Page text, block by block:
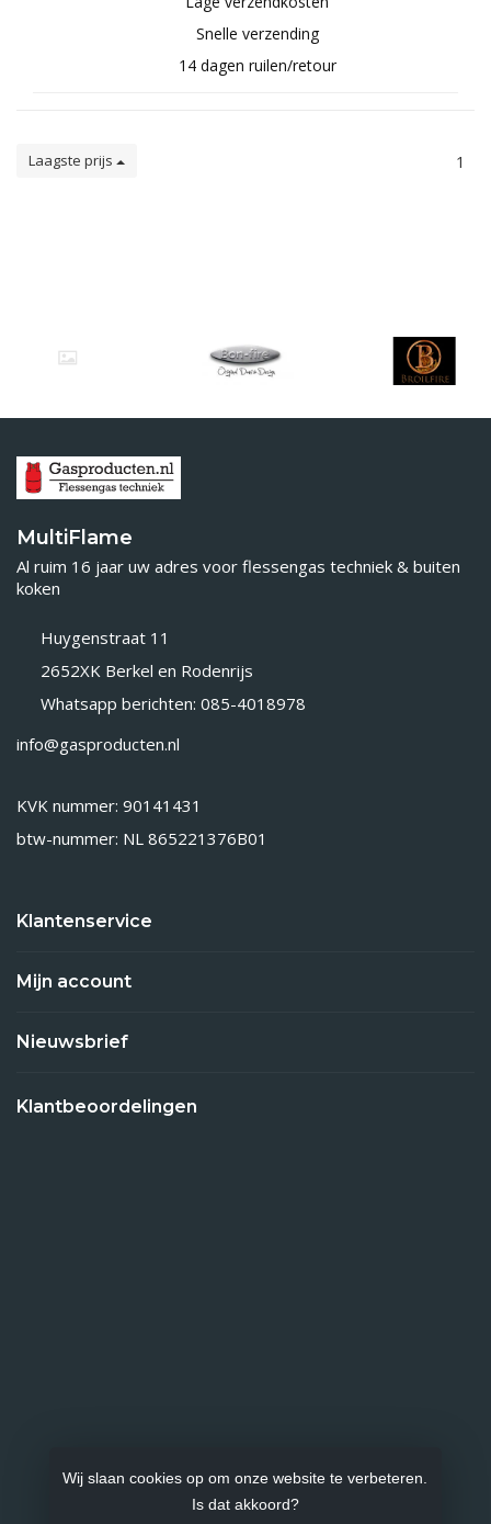
Snelle verzending
14 dagen ruilen/retour
Laagste prijs 1
MultiFlame
Al ruim 16 jaar uw adres voor flessengas techniek & buiten
koken
Huygenstraat 11
2652XK Berkel en Rodenrijs
Whatsapp berichten: 085-4018978
info@gasproducten.nl
KVK nummer: 90141431
btw-nummer: NL 865221376B01
Klantenservice
Mijn account
Nieuwsbrief
Klantbeoordelingen
Wij slaan cookies op om onze website te verbeteren.
Is dat akkoord?